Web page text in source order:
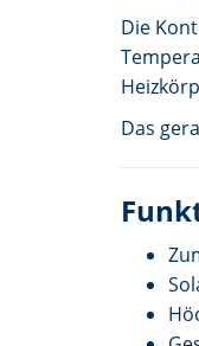
Die
Das